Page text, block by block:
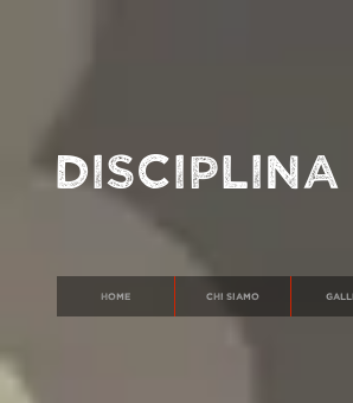
HOME Chi siamo